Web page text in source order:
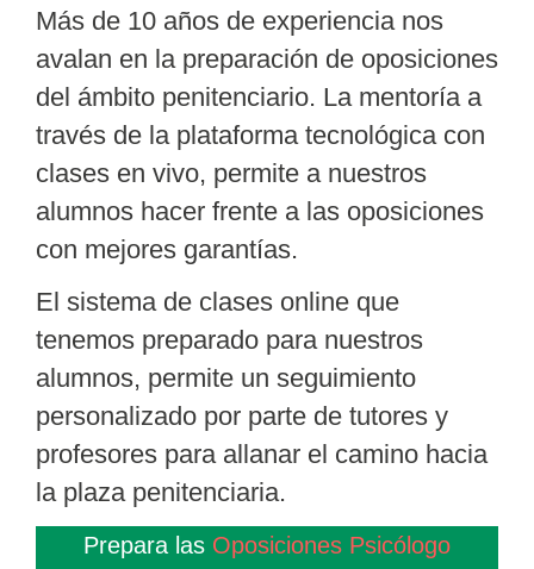
Más de 10 años de experiencia nos
avalan en la preparación de oposiciones
del ámbito penitenciario. La mentoría a
través de la plataforma tecnológica con
clases en vivo, permite a nuestros
alumnos hacer frente a las oposiciones
con mejores garantías.
El sistema de clases online que
tenemos preparado para nuestros
alumnos, permite un seguimiento
personalizado por parte de tutores y
profesores para allanar el camino hacia
la plaza penitenciaria.
Prepara las Oposiciones Psicólogo